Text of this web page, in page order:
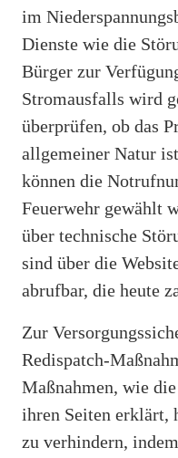
im
Dienste wie die
Bürger zur
Stromausfalls wird
überprüfen, ob das
allgemeiner Natur
können die
Feuerwehr gewählt
über technische
sind über die
abrufbar, die heute
Zur
Redispatch-
Maßnahmen, wie
ihren Seiten erklärt,
zu verhindern,